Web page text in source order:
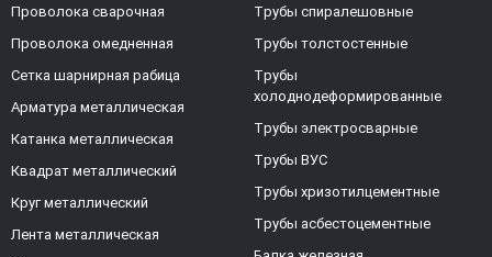
Проволока сварочная
Проволока омедненная
Сетка шарнирная рабица
Арматура металлическая
Катанка металлическая
Квадрат металлический
Круг металлический
Лента металлическая
Трубы спиралешовные
Трубы толстостенные
Трубы
холоднодеформированные
Трубы электросварные
Трубы ВУС
Трубы хризотилцементные
Трубы асбестоцементные